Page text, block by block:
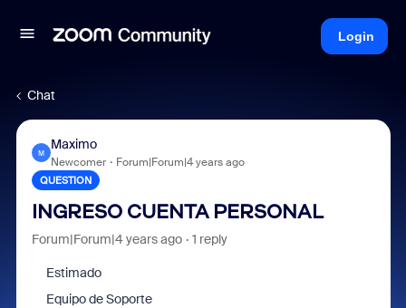
Login
Chat
M
Maximo
Newcomer Forum|Forum|4 years ago
QUESTION
INGRESO CUENTA PERSONAL
Forum|Forum|4 years ago 1 reply
Estimado
Equipo de Soporte